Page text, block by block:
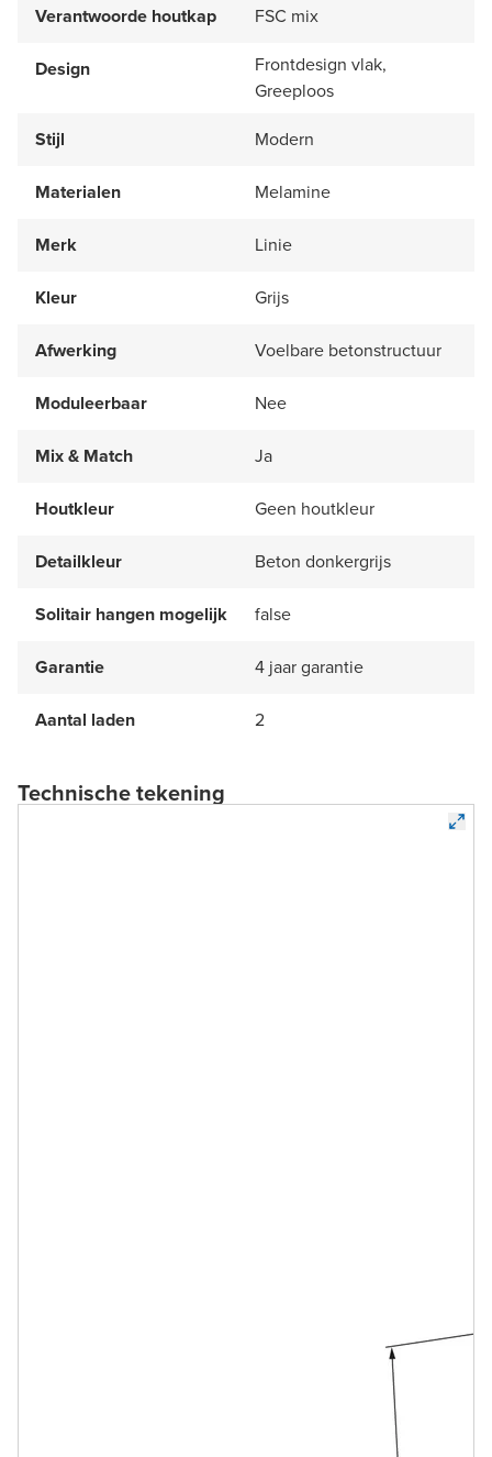
Verantwoorde houtkap FSC mix
Design
Frontdesign vlak,
Greeploos
Stijl
Modern
Materialen Melamine
Merk Linie
Kleur Grijs
Afwerking Voelbare betonstructuur
Moduleerbaar Nee
Mix & Match Ja
Houtkleur Geen houtkleur
Detailkleur Beton donkergrijs
Solitair hangen mogelijk false
Garantie 4 jaar garantie
Aantal laden 2
Technische tekening